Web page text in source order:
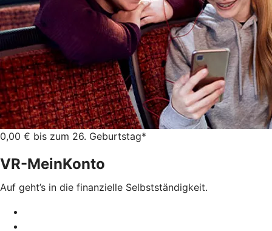
0,00 € bis zum 26. Geburtstag*
VR-MeinKonto
Auf geht’s in die finanzielle Selbstständigkeit.